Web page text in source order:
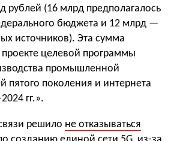
рублей (16 млрд предполагалось
бюджета и 12 млрд —
источников). Эта сумма
целевой программы
промышленной
пятого поколения и интернета
гг.».
решило не отказываться